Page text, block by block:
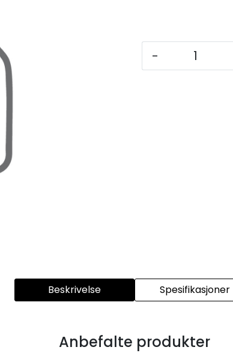
-
Beskrivelse Spesifikasjoner
Anbefalte produkter